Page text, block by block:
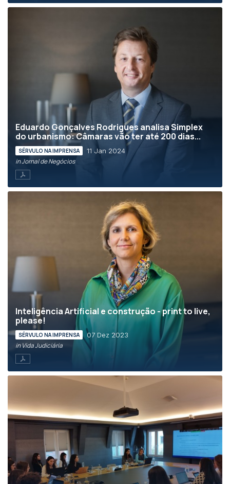
Eduardo Gonçalves Rodrigues analisa Simplex
do urbanismo: Câmaras vão ter até 200 dias...
SÉRVULO NA IMPRENSA 11 Jan 2024
in Jornal de Negócios
Inteligência Artificial e construção - print to live,
please!
SÉRVULO NA IMPRENSA 07 Dez 2023
in Vida Judiciária